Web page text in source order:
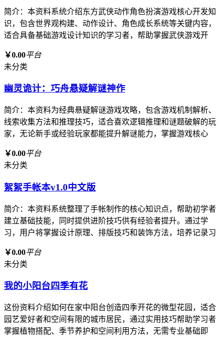
简介：本资料系统介绍东方武侠动作角色扮演游戏核心开发知
识，包含世界观构建、动作设计、角色成长系统等关键内容，
适合具备基础游戏设计知识的学习者，帮助掌握武侠游戏开
￥0.00平台
未分类
幽灵诡计：巧舟悬疑解谜神作
简介：本资料为经典悬疑解谜游戏攻略，包含游戏机制解析、
线索收集方法和推理技巧，适合喜欢逻辑推理和谜题破解的玩
家，无论新手或经验玩家都能提升解谜能力，掌握游戏核心
￥0.00平台
未分类
絮絮手帐本v1.0中文版
简介：本资料系统整理了手帐制作的核心知识点，帮助初学者
建立基础技能，同时提供进阶技巧供有经验者提升。通过学
习，用户将掌握设计原理、排版技巧和装饰方法，培养记录习
￥0.00平台
未分类
我的小阳台四季有花
这份资料介绍如何在家中阳台创造四季开花的微型花园，适合
园艺爱好者和空间有限的城市居民，通过实用技巧帮助学习者
掌握植物搭配、季节养护和空间利用方法，无需专业基础即